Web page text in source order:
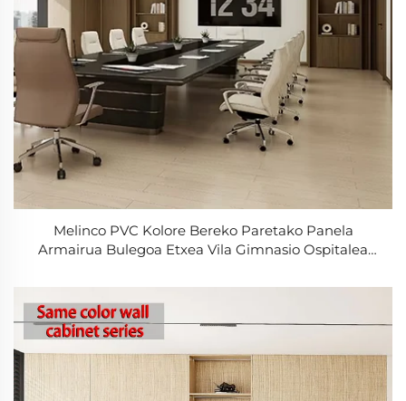
Melinco PVC Kolore Bereko Paretako Panela
Armairua Bulegoa Etxea Vila Gimnasio Ospitalea
Diseinua